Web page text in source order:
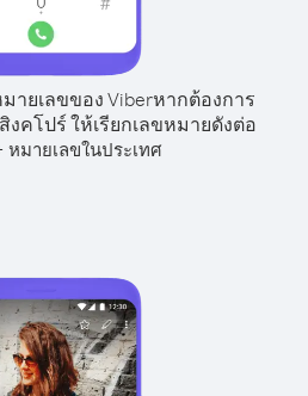
ายเลขของ Viberหากต้องการ
คโปร์ ให้เรียกเลขหมายดังต่อ
หมายเลขในประเทศ